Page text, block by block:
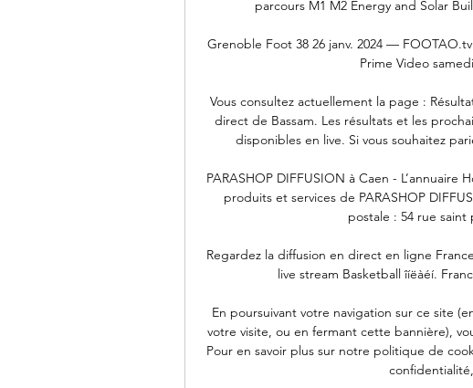
parcours M1 M2 Energy and Solar
Grenoble Foot 38 26 janv. 2024 —
Prime Video
Vous consultez actuellement la page :
direct de Bassam. Les résultats et les
disponibles en live. Si vous souhaitez
PARASHOP DIFFUSION à Caen -
produits et services de PARASHOP
postale : 54 rue saint
Regardez la diffusion en direct en ligne
live stream Basketball îíëàéí.
En poursuivant votre navigation sur ce site
votre visite, ou en fermant cette bannière),
Pour en savoir plus sur notre politique de